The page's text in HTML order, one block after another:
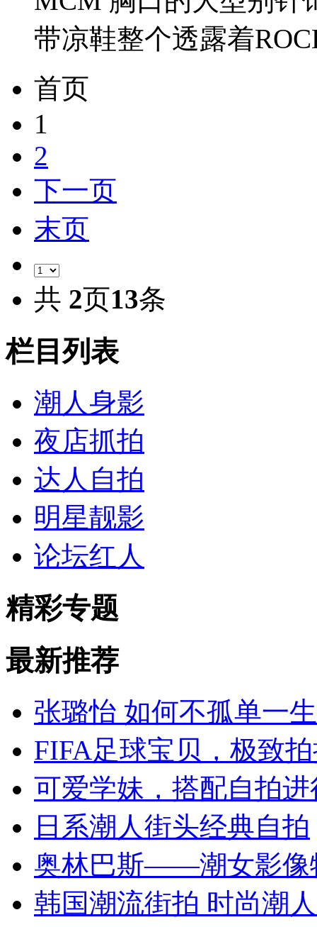
带凉鞋整个透露着
首页
1
2
下一页
末页
共 2页13条
栏目列表
潮人身影
夜店抓拍
达人自拍
明星靓影
论坛红人
精彩专题
最新推荐
张璐怡 如何不孤单一生
FIFA足球宝贝，极致
可爱学妹，搭配自拍进
日系潮人街头经典自拍
奥林巴斯——潮女影像
韩国潮流街拍 时尚潮